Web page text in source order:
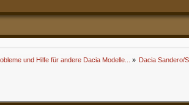
und Hilfe für andere Dacia Modelle... » Dacia Sandero/